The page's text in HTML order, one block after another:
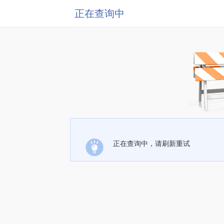
正在查询中
正在查询中，请刷新重试